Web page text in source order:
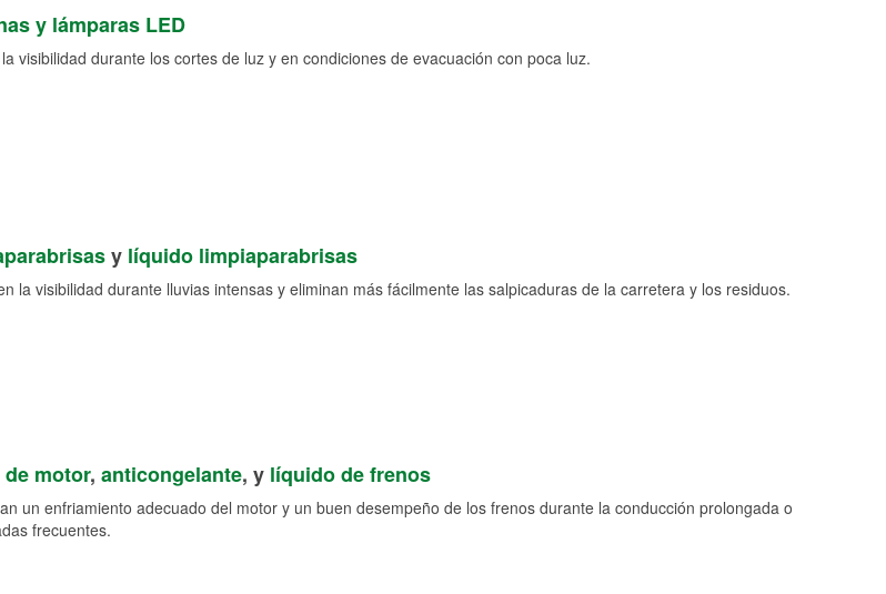
y lámparas LED
visibilidad durante los cortes de luz y en condiciones de evacuación con poca luz.
y líquido limpiaparabrisas
la visibilidad durante lluvias intensas y eliminan más fácilmente las salpicaduras de la carretera y los residuos.
motor, anticongelante, y líquido de frenos
un enfriamiento adecuado del motor y un buen desempeño de los frenos durante la conducción prolongada o
frecuentes.